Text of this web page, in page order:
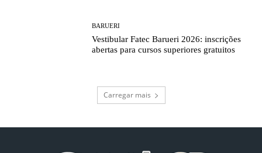
BARUERI
Vestibular Fatec Barueri 2026: inscrições
abertas para cursos superiores gratuitos
Carregar mais